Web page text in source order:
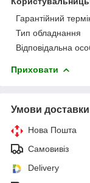
Гарантійний
Тип обладнання
Відповідальна
Приховати
Умови доставки
Нова Пошта
Самовивіз
Delivery